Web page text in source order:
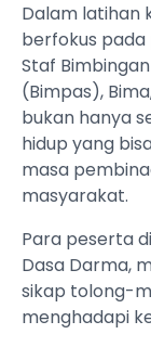
Dalam latihan
berfokus pada
Staf
(Bimpas),
bukan hanya
hidup yang
masa
masyarakat.
Para peserta
Dasa Darma,
sikap tolong-
menghadapi